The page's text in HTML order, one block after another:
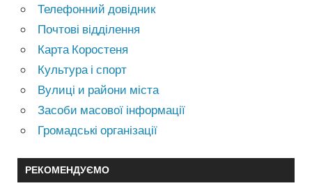
Телефонний довідник
Почтові відділення
Карта Коростеня
Культура і спорт
Вулиці и райони міста
Засоби масової інформації
Громадські організації
РЕКОМЕНДУЄМО